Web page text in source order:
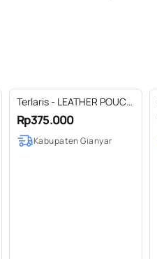
Terlaris - LEATHER POUCH
- Termurah
Rp375.000
Kabupaten Gianyar